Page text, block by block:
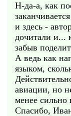
Н-да-а, как
и здесь -
дочитали и...
забыв
А ведь как
языком,
авиации, но
менее
Спасибо,